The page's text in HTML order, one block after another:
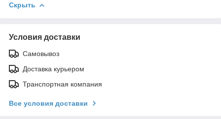
Скрыть
Условия доставки
Самовывоз
Доставка курьером
Транспортная компания
Все условия доставки